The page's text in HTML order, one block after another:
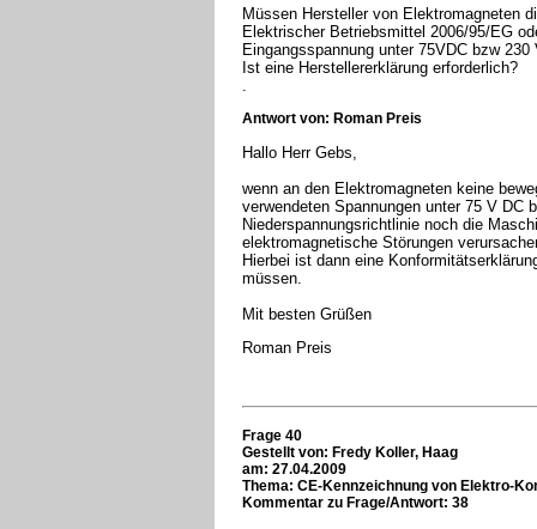
Müssen Hersteller von Elektromagneten
Elektrischer Betriebsmittel 2006/95/EG
Eingangsspannung unter 75VDC bzw
Ist eine Herstellererklärung erforderlich?
.
Antwort von: Roman Preis
Hallo Herr Gebs,
wenn an den Elektromagneten keine
verwendeten Spannungen unter 75 V DC
Niederspannungsrichtlinie noch die
elektromagnetische Störungen
Hierbei ist dann eine
müssen.
Mit besten Grüßen
Roman Preis
Frage 40
Gestellt von: Fredy Koller, Haag
am: 27.04.2009
Thema: CE-Kennzeichnung von Elektro-
Kommentar zu Frage/Antwort: 38